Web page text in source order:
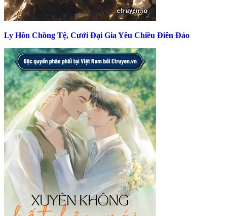
Ly Hôn Chồng Tệ, Cưới Đại Gia Yêu Chiều Điên Đảo